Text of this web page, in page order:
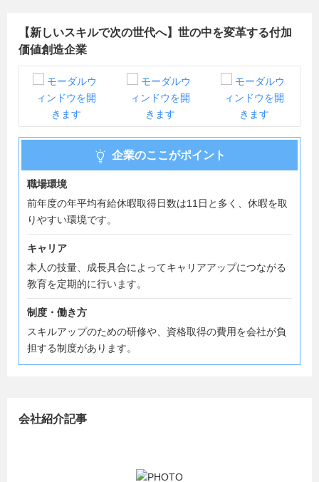
【新しいスキルで次の世代へ】世の中を変革する付加
価値創造企業
企業のここがポイント
職場環境
前年度の年平均有給休暇取得日数は11日と多く、休暇を取
りやすい環境です。
キャリア
本人の技量、成長具合によってキャリアアップにつながる
教育を定期的に行います。
制度・働き方
スキルアップのための研修や、資格取得の費用を会社が負
担する制度があります。
会社紹介記事